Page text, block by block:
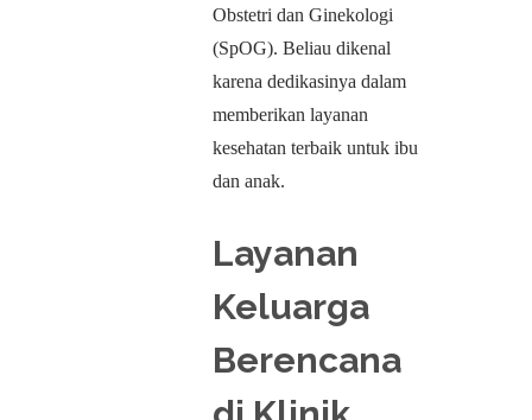
Obstetri dan Ginekologi
(SpOG). Beliau dikenal
karena dedikasinya dalam
memberikan layanan
kesehatan terbaik untuk ibu
dan anak.
Layanan
Keluarga
Berencana